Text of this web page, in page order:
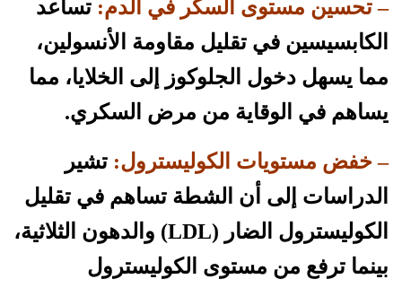
– تحسين مستوى السكر في الدم: تساعد
الكابسيسين في تقليل مقاومة الأنسولين،
مما يسهل دخول الجلوكوز إلى الخلايا، مما
يساهم في الوقاية من مرض السكري.
– خفض مستويات الكوليسترول: تشير
الدراسات إلى أن الشطة تساهم في تقليل
الكوليسترول الضار (LDL) والدهون الثلاثية،
بينما ترفع من مستوى الكوليسترول